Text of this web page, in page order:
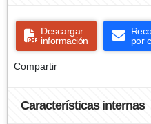
Descargar
información
por
Compartir
Características internas